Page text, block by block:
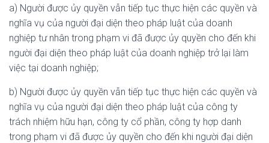
a) Người được ủy quyền vẫn tiếp tục thực hiện các quyền và
nghĩa vụ của người đại diện theo pháp luật của doanh
nghiệp tư nhân trong phạm vi đã được ủy quyền cho đến khi
người đại diện theo pháp luật của doanh nghiệp trở lại làm
việc tại doanh nghiệp;
b) Người được ủy quyền vẫn tiếp tục thực hiện các quyền và
nghĩa vụ của người đại diện theo pháp luật của công ty
trách nhiệm hữu hạn, công ty cổ phần, công ty hợp danh
trong phạm vi đã được ủy quyền cho đến khi người đại diện